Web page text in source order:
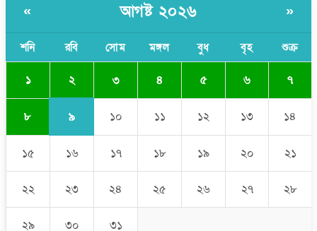
বাংলাদেশী কর্মীদের আকামা নিয়ে বড় সুখবর দিলো সৌদি সরকার
ভারতের পূর্ব সীমান্তে এখন ‘আরেকটি পাকিস্তান’ গড়ে উঠেছে: সজীব
ওয়াজেদ জয়
« আগষ্ট ২০২৬ »
শনি রবি সোম মঙ্গল বুধ বৃহ শুক্র
১ ২ ৩ ৪ ৫ ৬ ৭
৮ ৯ ১০ ১১ ১২ ১৩ ১৪
১৫ ১৬ ১৭ ১৮ ১৯ ২০ ২১
২২ ২৩ ২৪ ২৫ ২৬ ২৭ ২৮
২৯ ৩০ ৩১